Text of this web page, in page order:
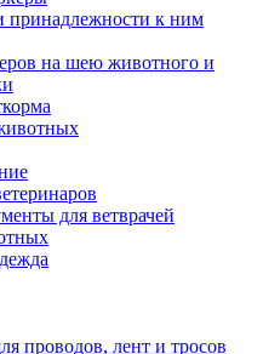
к ним
на шею животного и
для ветврачей
проводов, лент и тросов